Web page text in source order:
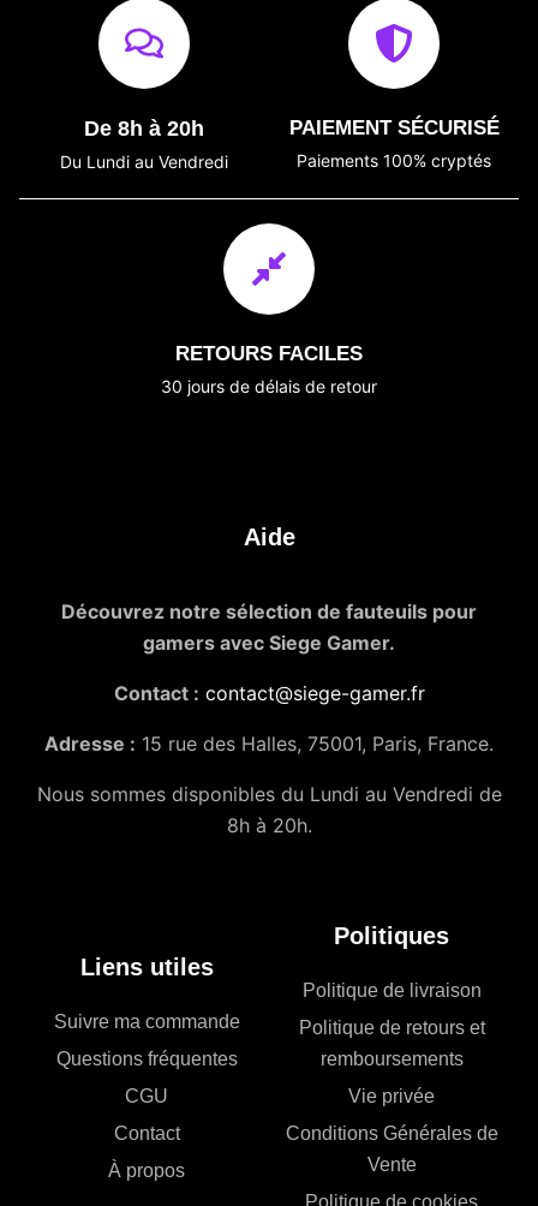
De 8h à 20h
Du Lundi au Vendredi
PAIEMENT SÉCURISÉ
Paiements 100% cryptés
RETOURS FACILES
30 jours de délais de retour
Aide
Découvrez notre sélection de fauteuils pour
gamers avec Siege Gamer.
Contact : contact@siege-gamer.fr
Adresse : 15 rue des Halles, 75001, Paris, France.
Nous sommes disponibles du Lundi au Vendredi de
8h à 20h.
Liens utiles
Suivre ma commande
Questions fréquentes
CGU
Contact
À propos
Politiques
Politique de livraison
Politique de retours et
remboursements
Vie privée
Conditions Générales de
Vente